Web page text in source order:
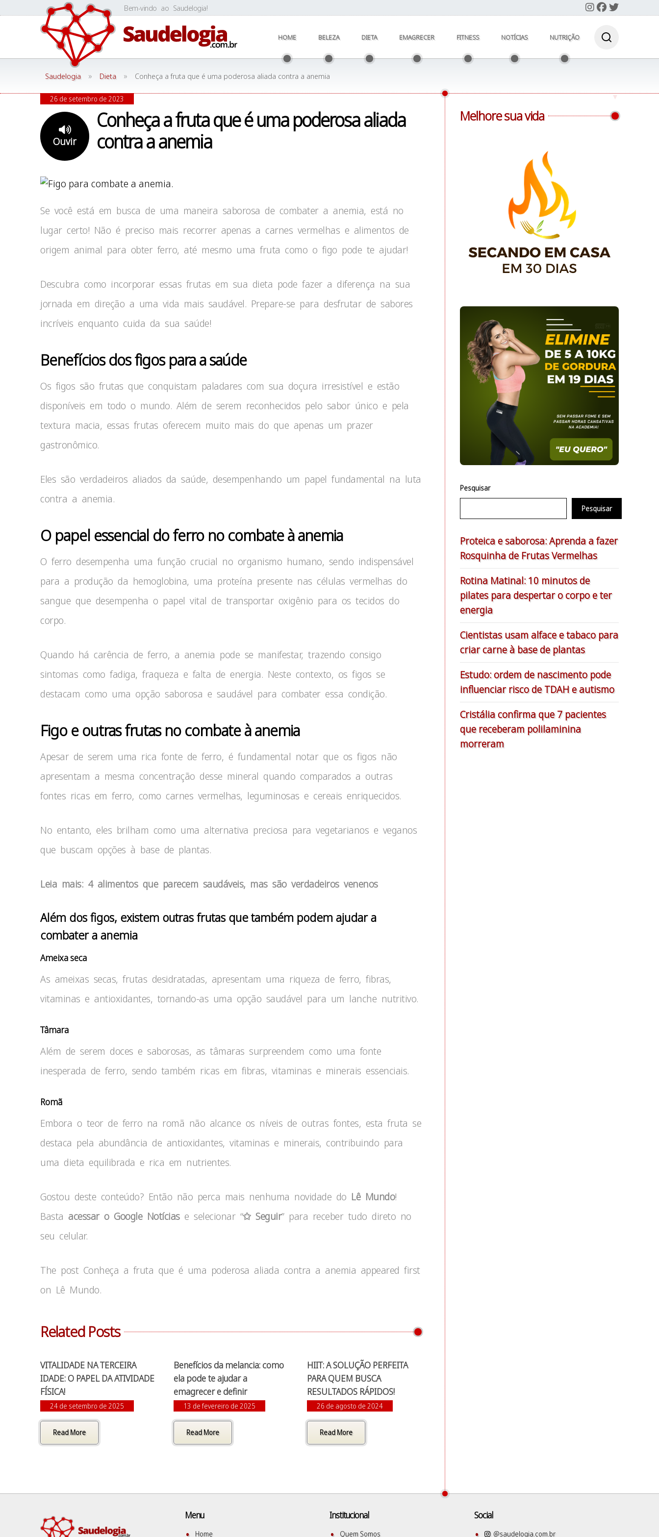
Bem-vindo ao Saudelogia!
HOME BELEZA DIETA EMAGRECER FITNESS NOTÍCIAS NUTRIÇÃO
Saudelogia » Dieta » Conheça a fruta que é uma poderosa aliada contra a anemia
Conheça a fruta que é uma poderosa aliada
contra a anemia
Ouvir
26 de setembro de 2023
Se você está em busca de uma maneira saborosa de combater a anemia, está no
lugar certo! Não é preciso mais recorrer apenas a carnes vermelhas e alimentos de
origem animal para obter ferro, até mesmo uma fruta como o figo pode te ajudar!
Descubra como incorporar essas frutas em sua dieta pode fazer a diferença na sua
jornada em direção a uma vida mais saudável. Prepare-se para desfrutar de sabores
incríveis enquanto cuida da sua saúde!
Benefícios dos figos para a saúde
Os figos são frutas que conquistam paladares com sua doçura irresistível e estão
disponíveis em todo o mundo. Além de serem reconhecidos pelo sabor único e pela
textura macia, essas frutas oferecem muito mais do que apenas um prazer
gastronômico.
Eles são verdadeiros aliados da saúde, desempenhando um papel fundamental na luta
contra a anemia.
O papel essencial do ferro no combate à anemia
O ferro desempenha uma função crucial no organismo humano, sendo indispensável
para a produção da hemoglobina, uma proteína presente nas células vermelhas do
sangue que desempenha o papel vital de transportar oxigênio para os tecidos do
corpo.
Quando há carência de ferro, a anemia pode se manifestar, trazendo consigo
sintomas como fadiga, fraqueza e falta de energia. Neste contexto, os figos se
destacam como uma opção saborosa e saudável para combater essa condição.
Figo e outras frutas no combate à anemia
Apesar de serem uma rica fonte de ferro, é fundamental notar que os figos não
apresentam a mesma concentração desse mineral quando comparados a outras
fontes ricas em ferro, como carnes vermelhas, leguminosas e cereais enriquecidos.
No entanto, eles brilham como uma alternativa preciosa para vegetarianos e veganos
que buscam opções à base de plantas.
Leia mais: 4 alimentos que parecem saudáveis, mas são verdadeiros venenos
Além dos figos, existem outras frutas que também podem ajudar a
combater a anemia
Ameixa seca
As ameixas secas, frutas desidratadas, apresentam uma riqueza de ferro, fibras,
vitaminas e antioxidantes, tornando-as uma opção saudável para um lanche nutritivo.
Tâmara
Além de serem doces e saborosas, as tâmaras surpreendem como uma fonte
inesperada de ferro, sendo também ricas em fibras, vitaminas e minerais essenciais.
Romã
Embora o teor de ferro na romã não alcance os níveis de outras fontes, esta fruta se
destaca pela abundância de antioxidantes, vitaminas e minerais, contribuindo para
uma dieta equilibrada e rica em nutrientes.
Gostou deste conteúdo? Então não perca mais nenhuma novidade do Lê Mundo!
Basta acessar o Google Notíciase selecionar “✩ Seguir” para receber tudo direto no
seu celular.
The post Conheça a fruta que é uma poderosa aliada contra a anemia appeared first
on Lê Mundo.
Related Posts
VITALIDADE NA TERCEIRA
IDADE: O PAPEL DA ATIVIDADE
FÍSICA!
24 de setembro de 2025
Read More
Benefícios da melancia: como
ela pode te ajudar a
emagrecer e definir
13 de fevereiro de 2025
Read More
HIIT: A SOLUÇÃO PERFEITA
PARA QUEM BUSCA
RESULTADOS RÁPIDOS!
26 de agosto de 2024
Read More
Melhore sua vida
Pesquisar
Pesquisar
Proteica e saborosa: Aprenda a fazer
Rosquinha de Frutas Vermelhas
Rotina Matinal: 10 minutos de
pilates para despertar o corpo e ter
energia
Cientistas usam alface e tabaco para
criar carne à base de plantas
Estudo: ordem de nascimento pode
influenciar risco de TDAH e autismo
Cristália confirma que 7 pacientes
que receberam polilaminina
morreram
Menu
Home
Institucional
Quem Somos
Social
@saudelogia.com.br